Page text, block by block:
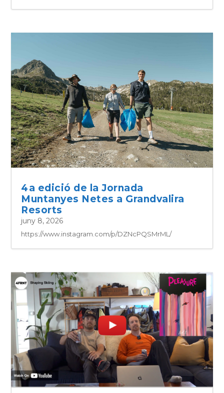
4a edició de la Jornada
Muntanyes Netes a Grandvalira
Resorts
juny 8, 2026
https://www.instagram.com/p/DZNcPQSMrML/